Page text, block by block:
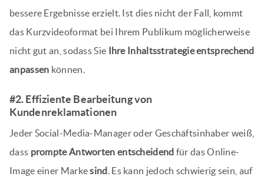
bessere Ergebnisse erzielt. Ist dies nicht der Fall, kommt
das Kurzvideoformat bei Ihrem Publikum möglicherweise
nicht gut an, sodass Sie Ihre Inhaltsstrategie entsprechend
anpassen können.
#2. Effiziente Bearbeitung von
Kundenreklamationen
Jeder Social-Media-Manager oder Geschäftsinhaber weiß,
dass prompte Antworten entscheidend für das Online-
Image einer Markesind. Es kann jedoch schwierig sein, auf